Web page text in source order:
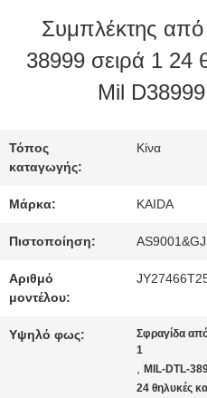
ΕΠΙΣΚΕΨΉ
ΕΡΓΟΣΤΑΣΊΟΥ
ΈΛΕΓΧΟΣ
ΠΟΙΌΤΗΤΑΣ
ΕΙΔΉΣΕΙΣ
ΥΠΟΘΈΣΕΙΣ
Συμπλέκτης
38999 σειρά 1 24
Mil
Τόπος
καταγωγής:
Κίνα
Μάρκα: KAIDA
Πιστοποίηση:
Αριθμό
μοντέλου:
Υψηλό φως:
Σφραγίδα
1
,MIL-DTL-
24 θηλυκές